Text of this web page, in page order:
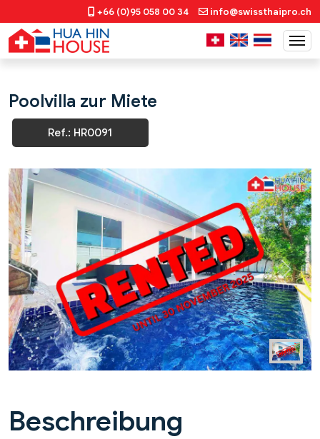
+66 (0)95 058 00 34 info@swissthaipro.ch
Poolvilla zur Miete
Ref.: HR0091
Previous Next
Beschreibung